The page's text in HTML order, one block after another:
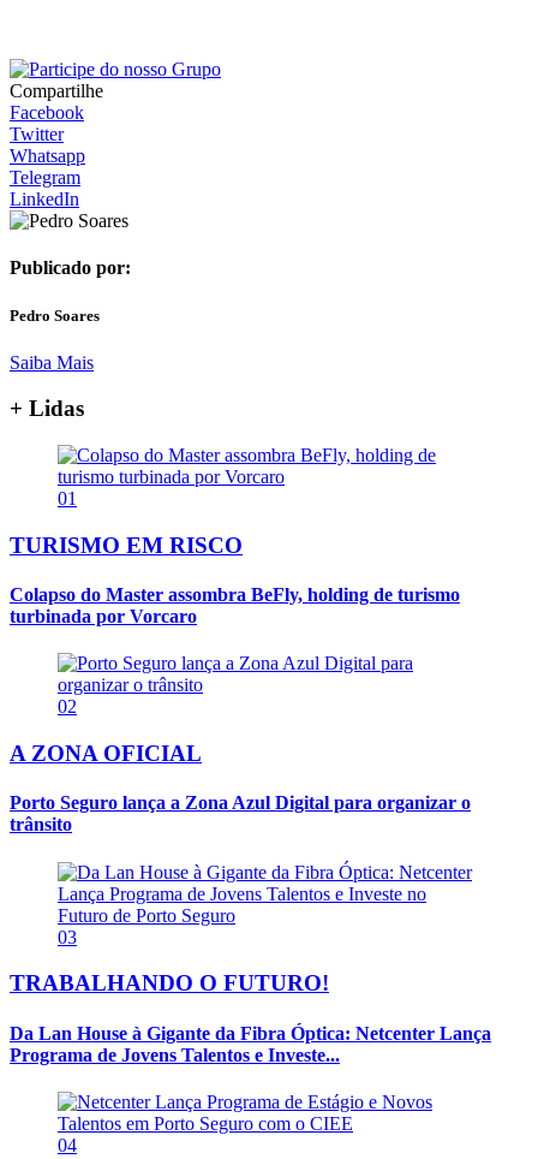
Compartilhe
Facebook
Twitter
Whatsapp
Telegram
LinkedIn
Publicado por:
Pedro Soares
Saiba Mais
+ Lidas
01
TURISMO EM RISCO
Colapso do Master assombra BeFly, holding de turismo
turbinada por Vorcaro
02
A ZONA OFICIAL
Porto Seguro lança a Zona Azul Digital para organizar o
trânsito
03
TRABALHANDO O FUTURO!
Da Lan House à Gigante da Fibra Óptica: Netcenter Lança
Programa de Jovens Talentos e Investe...
04